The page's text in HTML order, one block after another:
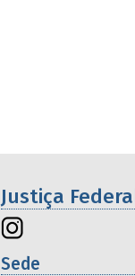
Justiça
Sede